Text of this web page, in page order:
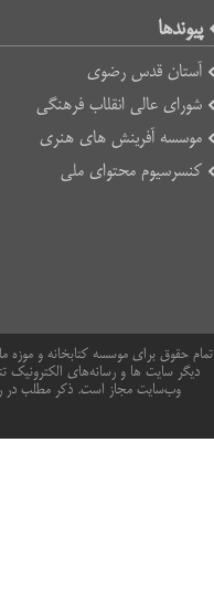
پیوند‌ها
آستان قدس رضوی
شورای عالی انقلاب فرهنگی
موسسه آفرینش های هنری
کنسرسیوم محتوای ملی
تمام حقوق برای موسسه کتابخانه و
دیگر سایت ها و رسانه‌های الکترونیک
وب‌سایت مجاز است. ذکر مطلب در